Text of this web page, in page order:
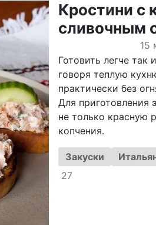
Кростини с
сливочным
15
Готовить легче
говоря теплую
практически без
Для приготовления
не только красную
копчения.
Закуски
27